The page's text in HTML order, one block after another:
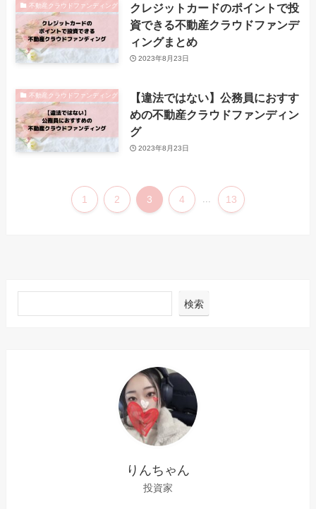
不動産クラウドファンディング
クレジットカードのポイントで投
資できる不動産クラウドファンデ
ィングまとめ
2023年8月23日
不動産クラウドファンディング
【違法ではない】公務員におすす
めの不動産クラウドファンディン
グ
2023年8月23日
1 2 3 4 ... 13
検索
りんちゃん
投資家